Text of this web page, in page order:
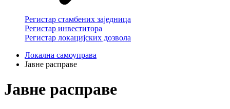
Регистар стамбених заједница
Регистар инвеститора
Регистар локацијских дозвола
Локална самоуправа
Јавне расправе
Јавне расправе